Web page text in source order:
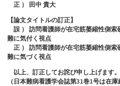
正 ） 田中 貴大
【論文タイトルの訂正】
誤 ） 訪問看護師が在宅筋萎縮性側索
難に気付く視点
正 ） 訪問看護師が在宅筋萎縮性側索
難に気づく視点
以上、訂正してお詫び申し上げます。
（日本難病看護学会誌第31巻1号は在